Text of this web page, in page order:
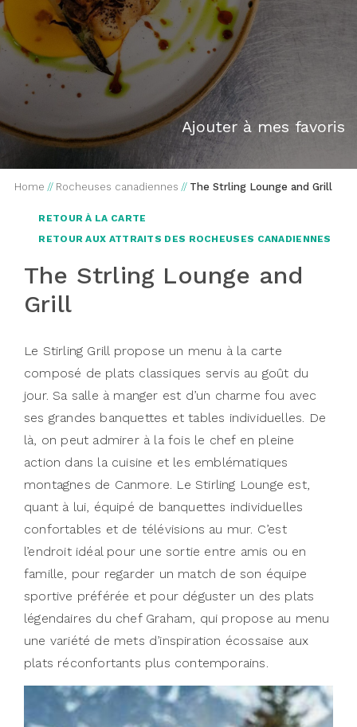
Ajouter à mes favoris
Home // Rocheuses canadiennes // The Strling Lounge and Grill
RETOUR À LA CARTE
RETOUR AUX ATTRAITS DES ROCHEUSES CANADIENNES
The Strling Lounge and
Grill
Le Stirling Grill propose un menu à la carte
composé de plats classiques servis au goût du
jour. Sa salle à manger est d’un charme fou avec
ses grandes banquettes et tables individuelles. De
là, on peut admirer à la fois le chef en pleine
action dans la cuisine et les emblématiques
montagnes de Canmore. Le Stirling Lounge est,
quant à lui, équipé de banquettes individuelles
confortables et de télévisions au mur. C’est
l’endroit idéal pour une sortie entre amis ou en
famille, pour regarder un match de son équipe
sportive préférée et pour déguster un des plats
légendaires du chef Graham, qui propose au menu
une variété de mets d’inspiration écossaise aux
plats réconfortants plus contemporains.